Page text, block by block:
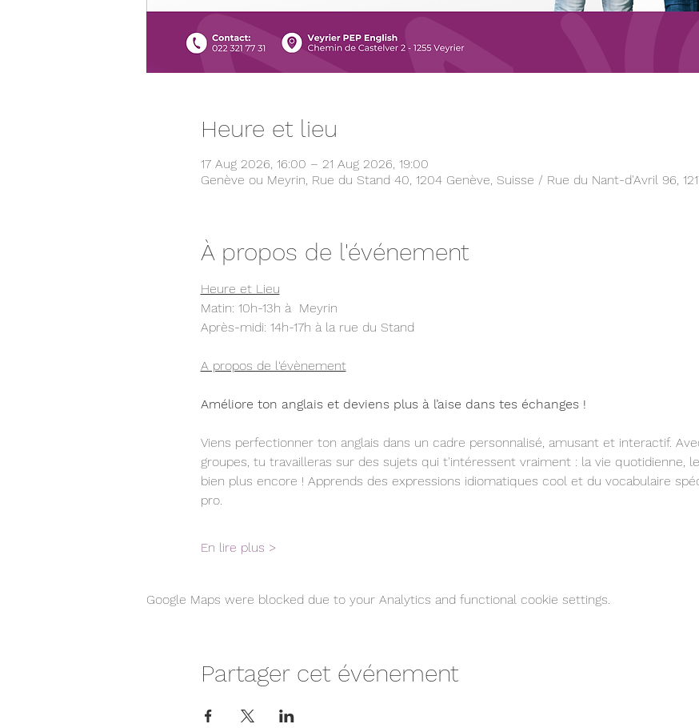
Heure et lieu
17 Aug 2026, 16:00 – 21 Aug 2026, 19:00
Genève ou Meyrin, Rue du Stand 40, 1204 Genève, Suisse / Rue du Nant-d'Avril 96,
À propos de l'événement
Heure et Lieu
Matin: 10h-13h à  Meyrin
Après-midi: 14h-17h à la rue du Stand
A propos de l‘évènement
Améliore ton anglais et deviens plus à l’aise dans tes échanges !
Viens perfectionner ton anglais dans un cadre personnalisé, amusant et interactif.
groupes, tu travailleras sur des sujets qui t'intéressent vraiment : la vie quotidienne,
bien plus encore ! Apprends des expressions idiomatiques cool et du vocabulaire
pro.
En lire plus >
Google Maps were blocked due to your Analytics and functional cookie settings.
Partager cet événement